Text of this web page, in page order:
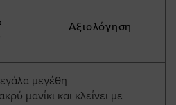
Αξιολόγηση
μεγέθη
μανίκι και κλείνει με